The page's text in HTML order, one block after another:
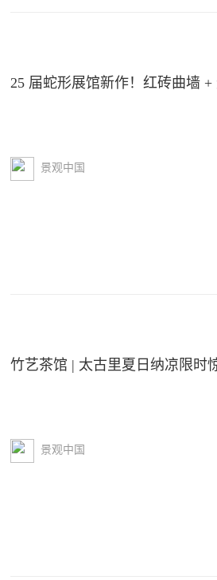
25 届蛇形展馆新作！红砖曲墙
景观中国
竹艺茶馆 | 太古里夏日纳凉限时
景观中国